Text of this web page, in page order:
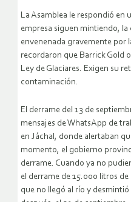
La Asamblea le respondió en
empresa siguen mintiendo, la
envenenada gravemente por
recordaron que Barrick Gold
Ley de Glaciares. Exigen su
contaminación.
El derrame del 13 de
mensajes de WhatsApp de
en Jáchal, donde alertaban
momento, el gobierno
derrame. Cuando ya no
el derrame de 15.000 litros
que no llegó al río y